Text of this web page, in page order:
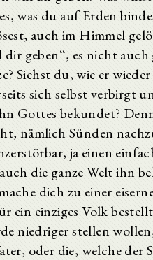
was du auf Erden
auch im Himmel
geben“, es nicht auch
Siehst du, wie er
sich selbst verbirgt
Gottes bekundet?
nämlich Sünden
ja einen
die ganze Welt ihn
dich zu einer
ein einziges Volk
niedriger stellen
oder die, welche der